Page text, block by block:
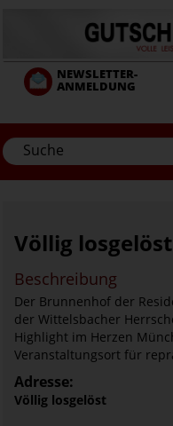
NEWSLETTER-
ANMELDUNG
Völlig losgelöst
Beschreibung
Der Brunnenhof der
der Wittelsbacher
Highlight im Herzen
Veranstaltungsort für
Adresse:
Völlig losgelöst